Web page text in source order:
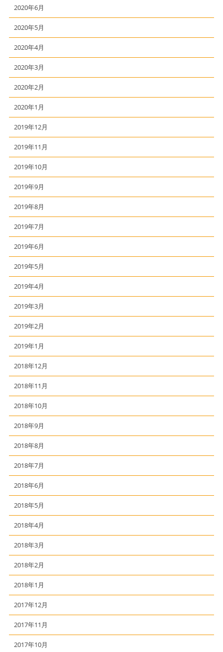
2020年6月
2020年5月
2020年4月
2020年3月
2020年2月
2020年1月
2019年12月
2019年11月
2019年10月
2019年9月
2019年8月
2019年7月
2019年6月
2019年5月
2019年4月
2019年3月
2019年2月
2019年1月
2018年12月
2018年11月
2018年10月
2018年9月
2018年8月
2018年7月
2018年6月
2018年5月
2018年4月
2018年3月
2018年2月
2018年1月
2017年12月
2017年11月
2017年10月